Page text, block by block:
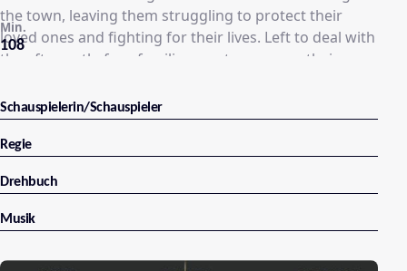
the town, leaving them struggling to protect their
loved ones and fighting for their lives. Left to deal with
the aftermath, four families must overcome their
survive.
108
Min.
Schauspielerin/Schauspieler
Regie
Drehbuch
Musik